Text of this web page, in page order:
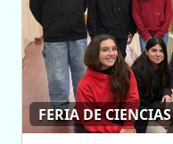
FERIA DE CIENCIAS